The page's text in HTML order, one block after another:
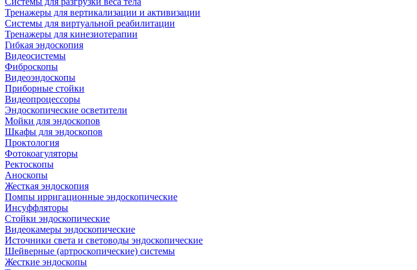
Тренажеры для вертикализации и активизации
Системы для виртуальной реабилитации
Тренажеры для кинезиотерапии
Гибкая эндоскопия
Видеосистемы
Фиброскопы
Видеоэндоскопы
Приборные стойки
Видеопроцессоры
Эндоскопические осветители
Мойки для эндоскопов
Шкафы для эндоскопов
Проктология
Фотокоагуляторы
Ректоскопы
Аноскопы
Жесткая эндоскопия
Помпы ирригационные эндоскопические
Инсуффляторы
Стойки эндоскопические
Видеокамеры эндоскопические
Источники света и световоды эндоскопические
Шейверные (артроскопические) системы
Жесткие эндоскопы